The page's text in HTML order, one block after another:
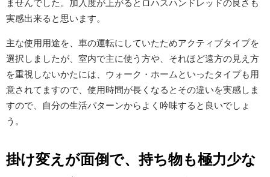
ませんでした。加入度が上がるとロハスハンドレッドの良さも
実感出来ると思います。
主な使用用途を、車の運転にしていたためアクティブタイプを
選択しましたが、室内で主に使う方や、それほど遠方の見え方
を重視しないかたには、ウォーク・ホームといったタイプも用
意されてますので、使用時間が長くなるとその違いを実感しま
すので、自分の生活パターンからよく吟味すると良いでしょ
う。
掛け変えが面倒で、持ち物も極力少な